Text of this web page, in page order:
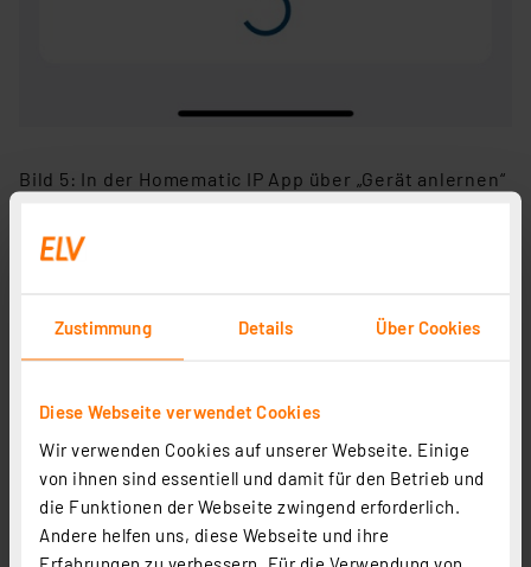
Zustimmung Details Über Cookies
Diese Webseite verwendet Cookies
Wir verwenden Cookies auf unserer Webseite. Einige
von ihnen sind essentiell und damit für den Betrieb und
die Funktionen der Webseite zwingend erforderlich.
Andere helfen uns, diese Webseite und ihre
Erfahrungen zu verbessern. Für die Verwendung von
Bild 5: In der Homematic IP App über „Gerät anlernen“